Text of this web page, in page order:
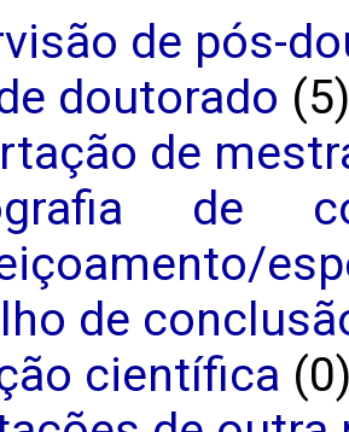
de pós-
doutorado (5)
de
de
de
científica